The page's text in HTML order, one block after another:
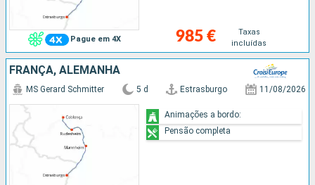
Pague em 4X 985 €
Taxas
incluídas
FRANÇA, ALEMANHA
MS Gerard Schmitter 5 d Estrasburgo 11/08/2026
Animações a bordo:
Pensão completa